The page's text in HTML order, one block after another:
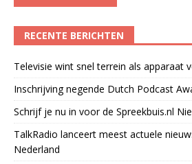
RECENTE BERICHTEN
Televisie wint snel terrein als apparaat
Inschrijving negende Dutch Podcast
Schrijf je nu in voor de Spreekbuis.nl
TalkRadio lanceert meest actuele
Nederland